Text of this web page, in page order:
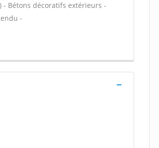
- Bétons décoratifs extérieurs -
-